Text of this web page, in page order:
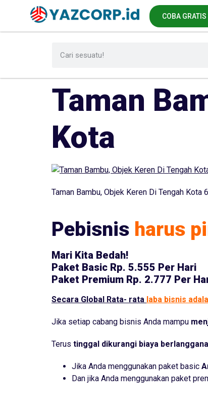
COBA GRATIS
Taman
Kota
Taman Bambu, Objek Keren Di Tengah Kota 6
Pebisnis harus
Mari Kita Bedah!
Paket Basic Rp. 5.555 Per Hari
Paket Premium Rp. 2.777 Per
Secara Global Rata- rata laba bisnis
Jika setiap cabang bisnis Anda mampu
Terus tinggal dikurangi biaya
Jika Anda menggunakan paket basic
Dan jika Anda menggunakan paket